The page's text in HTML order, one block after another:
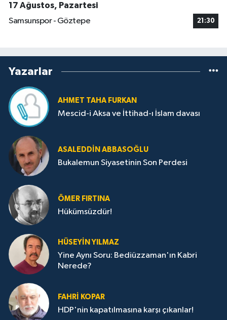
17 Ağustos, Pazartesi
Samsunspor - Göztepe
21:30
Yazarlar
AHMET TAHA FURKAN
Mescid-i Aksa ve İttihad-ı İslam davası
ASALEDDIN ABBASOĞLU
Bukalemun Siyasetinin Son Perdesi
ÖMER FIRTINA
Hükümsüzdür!
HÜSEYIN YILMAZ
Yine Aynı Soru: Bediüzzaman'ın Kabri
Nerede?
FAHRI KOPAR
HDP'nin kapatılmasına karşı çıkanlar!